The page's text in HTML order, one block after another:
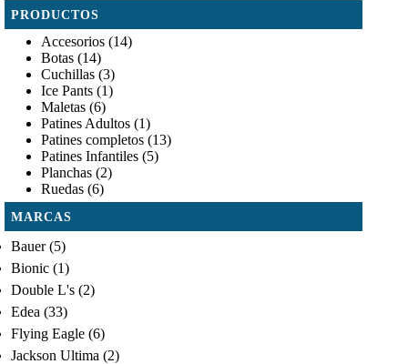
PRODUCTOS
Accesorios (14)
Botas (14)
Cuchillas (3)
Ice Pants (1)
Maletas (6)
Patines Adultos (1)
Patines completos (13)
Patines Infantiles (5)
Planchas (2)
Ruedas (6)
MARCAS
Bauer(5)
Bionic (1)
Double L's (2)
Edea (33)
Flying Eagle (6)
Jackson Ultima (2)